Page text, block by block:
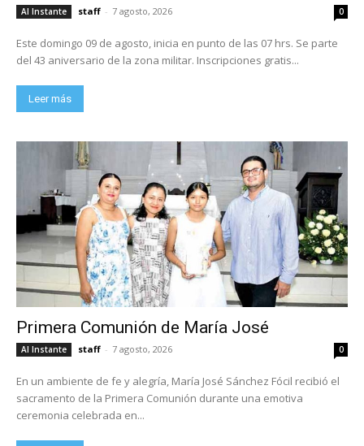
Al Instante staff - 7 agosto, 2026 0
Este domingo 09 de agosto, inicia en punto de las 07 hrs. Se parte
del 43 aniversario de la zona militar. Inscripciones gratis...
Leer más
Primera Comunión de María José
Al Instante staff - 7 agosto, 2026 0
En un ambiente de fe y alegría, María José Sánchez Fócil recibió el
sacramento de la Primera Comunión durante una emotiva
ceremonia celebrada en...